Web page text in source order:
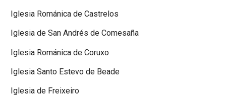
Iglesia Románica de Castrelos
Iglesia de San Andrés de Comesaña
Iglesia Románica de Coruxo
Iglesia Santo Estevo de Beade
Iglesia de Freixeiro